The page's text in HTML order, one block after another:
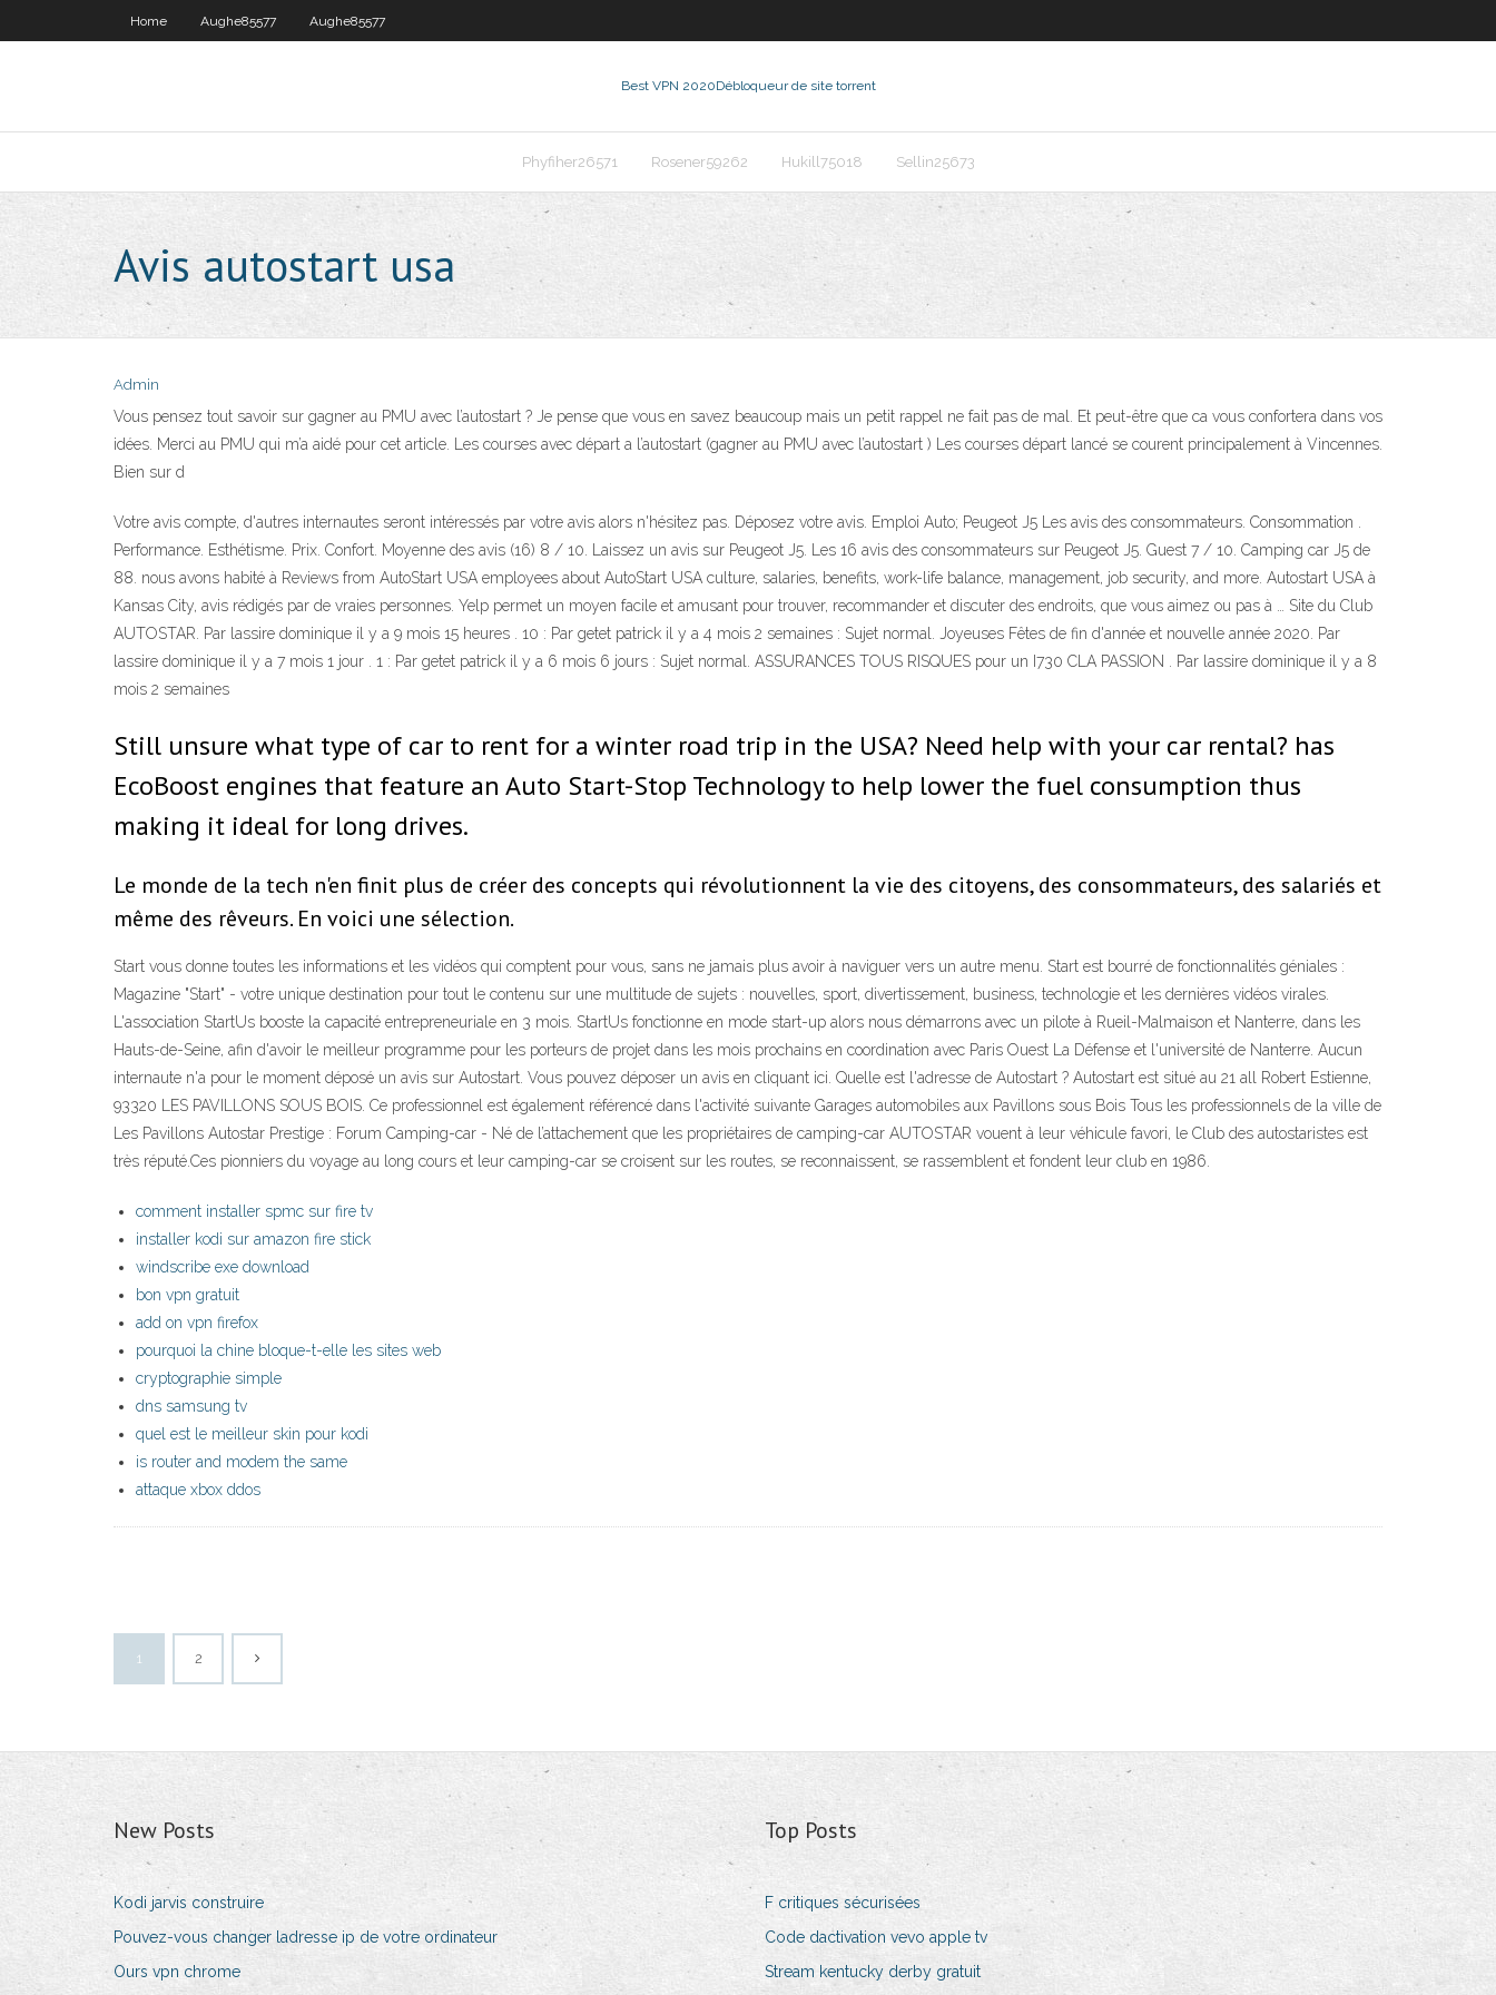
Home Aughe85577 Aughe85577
Best VPN 2020Débloqueur de site torrent
Phyfiher26571 Rosener59262 Hukill75018 Sellin25673
Avis autostart usa
Admin
Vous pensez tout savoir sur gagner au PMU avec l’autostart ? Je pense que vous en savez beaucoup mais un petit rappel ne fait pas de mal. Et peut-être que ca vous confortera dans vos
idées. Merci au PMU qui m’a aidé pour cet article. Les courses avec départ a l’autostart (gagner au PMU avec l’autostart ) Les courses départ lancé se courent principalement à Vincennes.
Bien sur d
Votre avis compte, d'autres internautes seront intéressés par votre avis alors n'hésitez pas. Déposez votre avis. Emploi Auto; Peugeot J5 Les avis des consommateurs. Consommation .
Performance. Esthétisme. Prix. Confort. Moyenne des avis (16) 8 / 10. Laissez un avis sur Peugeot J5. Les 16 avis des consommateurs sur Peugeot J5. Guest 7 / 10. Camping car J5 de
88. nous avons habité à Reviews from AutoStart USA employees about AutoStart USA culture, salaries, benefits, work-life balance, management, job security, and more. Autostart USA à
Kansas City, avis rédigés par de vraies personnes. Yelp permet un moyen facile et amusant pour trouver, recommander et discuter des endroits, que vous aimez ou pas à … Site du Club
AUTOSTAR. Par lassire dominique il y a 9 mois 15 heures . 10 : Par getet patrick il y a 4 mois 2 semaines : Sujet normal. Joyeuses Fêtes de fin d'année et nouvelle année 2020. Par
lassire dominique il y a 7 mois 1 jour . 1 : Par getet patrick il y a 6 mois 6 jours : Sujet normal. ASSURANCES TOUS RISQUES pour un I730 CLA PASSION . Par lassire dominique il y a 8
mois 2 semaines
Still unsure what type of car to rent for a winter road trip in the USA? Need help with your car rental? has
EcoBoost engines that feature an Auto Start-Stop Technology to help lower the fuel consumption thus
making it ideal for long drives.
Le monde de la tech n'en finit plus de créer des concepts qui révolutionnent la vie des citoyens, des consommateurs, des salariés et
même des rêveurs. En voici une sélection.
Start vous donne toutes les informations et les vidéos qui comptent pour vous, sans ne jamais plus avoir à naviguer vers un autre menu. Start est bourré de fonctionnalités géniales :
Magazine "Start" - votre unique destination pour tout le contenu sur une multitude de sujets : nouvelles, sport, divertissement, business, technologie et les dernières vidéos virales.
L'association StartUs booste la capacité entrepreneuriale en 3 mois. StartUs fonctionne en mode start-up alors nous démarrons avec un pilote à Rueil-Malmaison et Nanterre, dans les
Hauts-de-Seine, afin d'avoir le meilleur programme pour les porteurs de projet dans les mois prochains en coordination avec Paris Ouest La Défense et l'université de Nanterre. Aucun
internaute n'a pour le moment déposé un avis sur Autostart. Vous pouvez déposer un avis en cliquant ici. Quelle est l'adresse de Autostart ? Autostart est situé au 21 all Robert Estienne,
93320 LES PAVILLONS SOUS BOIS. Ce professionnel est également référencé dans l'activité suivante Garages automobiles aux Pavillons sous Bois Tous les professionnels de la ville de
Les Pavillons Autostar Prestige : Forum Camping-car - Né de l’attachement que les propriétaires de camping-car AUTOSTAR vouent à leur véhicule favori, le Club des autostaristes est
très réputé.Ces pionniers du voyage au long cours et leur camping-car se croisent sur les routes, se reconnaissent, se rassemblent et fondent leur club en 1986.
comment installer spmc sur fire tv
installer kodi sur amazon fire stick
windscribe exe download
bon vpn gratuit
add on vpn firefox
pourquoi la chine bloque-t-elle les sites web
cryptographie simple
dns samsung tv
quel est le meilleur skin pour kodi
is router and modem the same
attaque xbox ddos
1 2
New Posts
Kodi jarvis construire
Pouvez-vous changer ladresse ip de votre ordinateur
Ours vpn chrome
Top Posts
F critiques sécurisées
Code dactivation vevo apple tv
Stream kentucky derby gratuit